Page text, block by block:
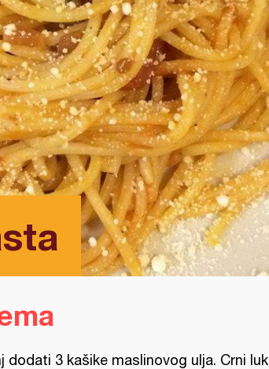
dodati 3 kašike maslinovog ulja. Crni luk